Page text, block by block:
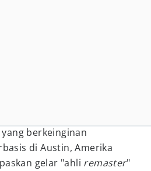
berkeinginan
di Austin, Amerika
gelar "ahli remaster"